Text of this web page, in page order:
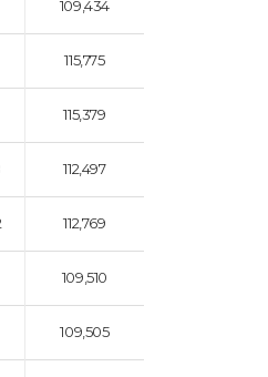
109,434
115,775
115,379
112,497
112,769
109,510
109,505